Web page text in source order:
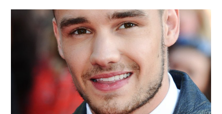
POLITICS
SPORTS
TECHNOLOGY